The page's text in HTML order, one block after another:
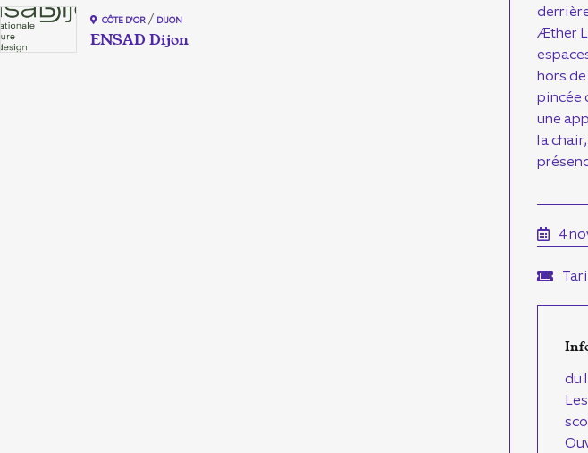
CÔTE D'OR/ DIJON
ENSAD Dijon
Æther
hors
pincée
une
la
4
du